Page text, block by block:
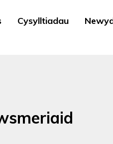
Cysylltiadau